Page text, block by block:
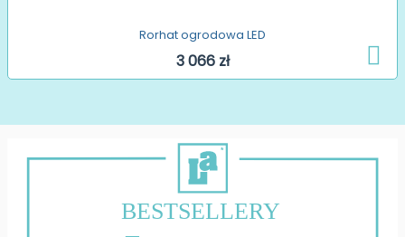
Rorhat ogrodowa LED
3 066 zł
BESTSELLERY